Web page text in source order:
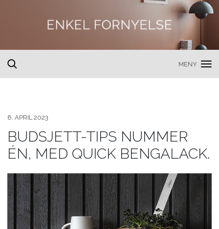
toggle
MENY
8. APRIL 2023
BUDSJETT-TIPS NUMMER
ÉN, MED QUICK BENGALACK.